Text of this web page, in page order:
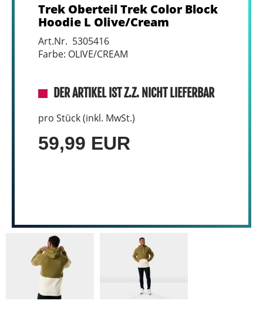
Trek Oberteil Trek Color Block
Hoodie L Olive/Cream
Art.Nr. 5305416
Farbe: OLIVE/CREAM
DER ARTIKEL IST Z.Z. NICHT LIEFERBAR
pro Stück (inkl. MwSt.)
59,99 EUR